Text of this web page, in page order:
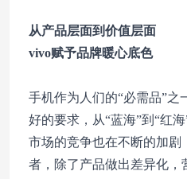
从产品层面到价值层面
vivo赋予品牌暖心底色
手机作为人们的“必需品”之
好的要求，从“蓝海”到“红
市场的竞争也在不断的加剧
者，除了产品做出差异化，